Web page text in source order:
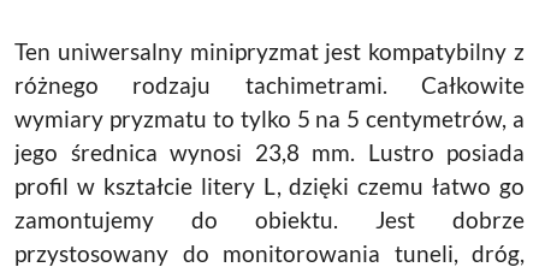
Ten uniwersalny minipryzmat jest kompatybilny z
różnego rodzaju tachimetrami. Całkowite
wymiary pryzmatu to tylko 5 na 5 centymetrów, a
jego średnica wynosi 23,8 mm. Lustro posiada
profil w kształcie litery L, dzięki czemu łatwo go
zamontujemy do obiektu. Jest dobrze
przystosowany do monitorowania tuneli, dróg,